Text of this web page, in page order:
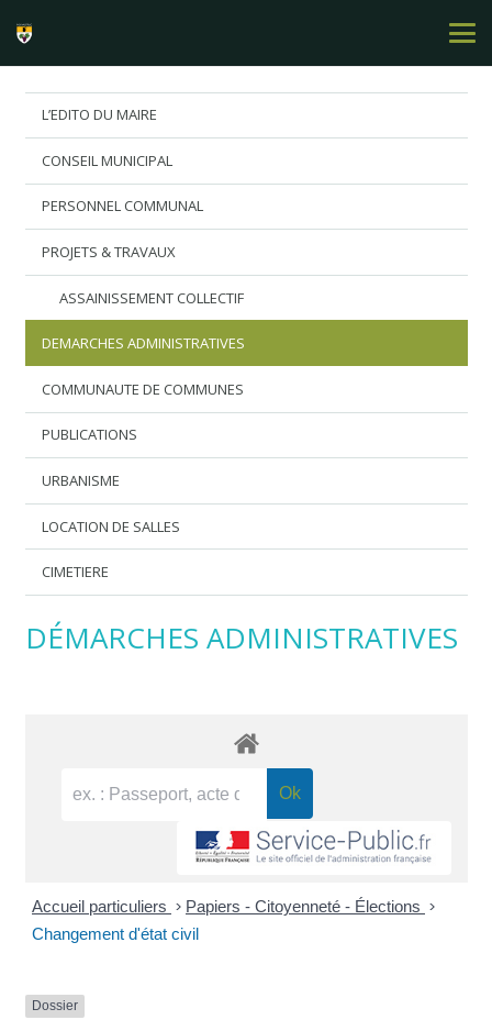
L’EDITO DU MAIRE
CONSEIL MUNICIPAL
PERSONNEL COMMUNAL
PROJETS & TRAVAUX
ASSAINISSEMENT COLLECTIF
DEMARCHES ADMINISTRATIVES
COMMUNAUTE DE COMMUNES
PUBLICATIONS
URBANISME
LOCATION DE SALLES
CIMETIERE
DÉMARCHES ADMINISTRATIVES
Accueil particuliers > Papiers - Citoyenneté - Élections >
Changement d'état civil
Dossier